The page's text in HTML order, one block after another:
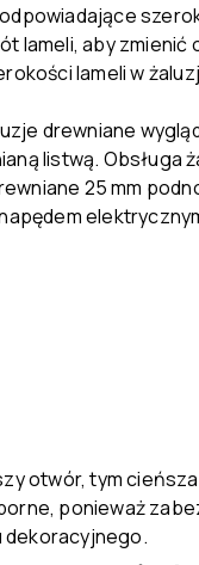
lameli, aby
lameli w
drewniane
listwą.
25 mm
otwór, tym
ponieważ
dekoracyjnego.